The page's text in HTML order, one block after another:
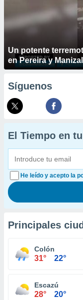
Un potente
en Pereira y
Síguenos
El Tiempo en tu
He leído y acepto la
Principales
Colón
31° 22°
Escazú
28° 20°